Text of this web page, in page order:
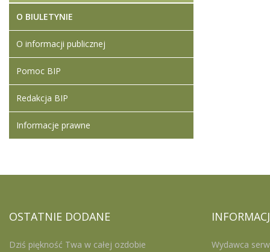
O BIULETYNIE
O informacji publicznej
Pomoc BIP
Redakcja BIP
Informacje prawne
OSTATNIE DODANE
Dziś piękność Twa w całej ozdobie
Wydawca